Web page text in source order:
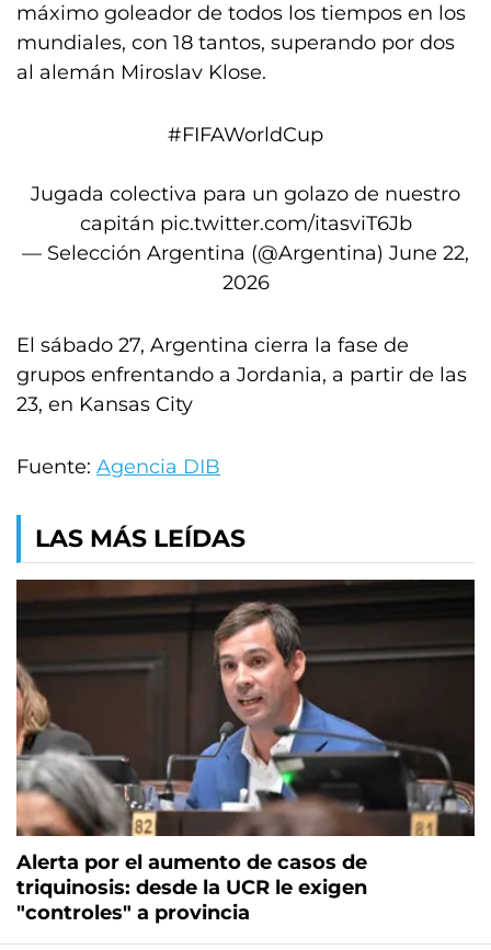
máximo goleador de todos los tiempos en los
mundiales, con 18 tantos, superando por dos
al alemán Miroslav Klose.
#FIFAWorldCup
Jugada colectiva para un golazo de nuestro
capitán pic.twitter.com/itasviT6Jb
— Selección Argentina (@Argentina) June 22,
2026
El sábado 27, Argentina cierra la fase de
grupos enfrentando a Jordania, a partir de las
23, en Kansas City
Fuente: Agencia DIB
LAS MÁS LEÍDAS
Alerta por el aumento de casos de
triquinosis: desde la UCR le exigen
"controles" a provincia